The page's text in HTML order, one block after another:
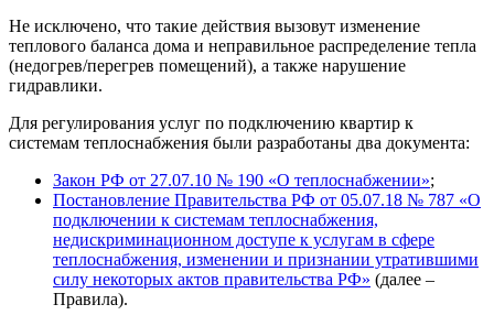
Не исключено, что такие действия вызовут изменение
теплового баланса дома и неправильное распределение тепла
(недогрев/перегрев помещений), а также нарушение
гидравлики.
Для регулирования услуг по подключению квартир к
системам теплоснабжения были разработаны два документа:
Закон РФ от 27.07.10 № 190 «О теплоснабжении»;
Постановление Правительства РФ от 05.07.18 № 787 «О
подключении к системам теплоснабжения,
недискриминационном доступе к услугам в сфере
теплоснабжения, изменении и признании утратившими
силу некоторых актов правительства РФ» (далее –
Правила).